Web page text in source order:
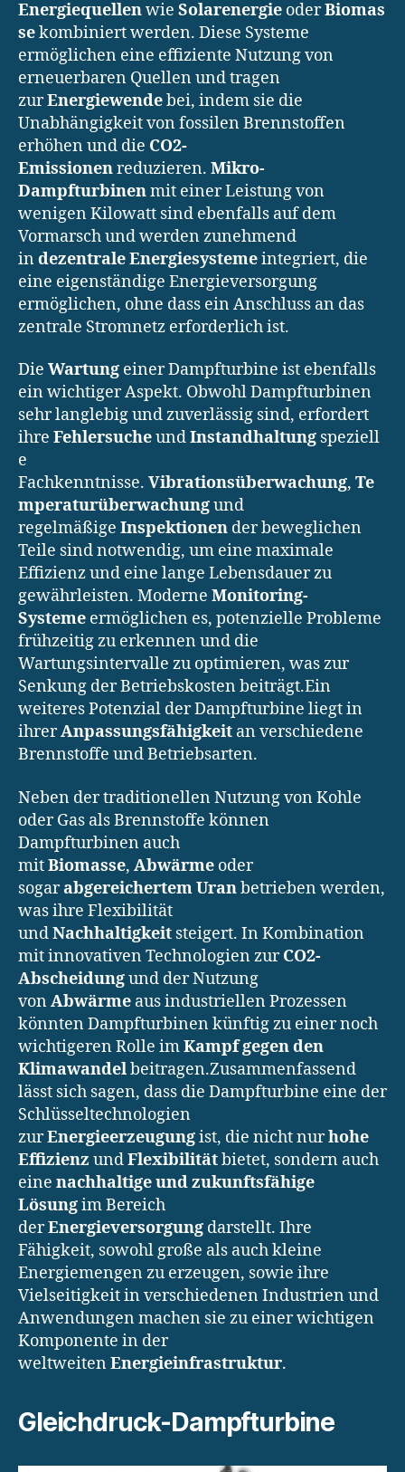
Energiequellenwie Solarenergie oderBiomas
sekombiniert werden. Diese Systeme
ermöglichen eine effiziente Nutzung von
erneuerbaren Quellen und tragen
zurEnergiewendebei, indem sie die
Unabhängigkeit von fossilen Brennstoffen
erhöhen und die CO2-
Emissionenreduzieren. Mikro-
Dampfturbinenmit einer Leistung von
wenigen Kilowatt sind ebenfalls auf dem
Vormarsch und werden zunehmend
indezentrale Energiesystemeintegriert, die
eine eigenständige Energieversorgung
ermöglichen, ohne dass ein Anschluss an das
zentrale Stromnetz erforderlich ist.
Die Wartung einer Dampfturbine ist ebenfalls
ein wichtiger Aspekt. Obwohl Dampfturbinen
sehr langlebig und zuverlässig sind, erfordert
ihre FehlersucheundInstandhaltung speziell
e
Fachkenntnisse. Vibrationsüberwachung, Te
mperaturüberwachungund
regelmäßige Inspektionen der beweglichen
Teile sind notwendig, um eine maximale
Effizienz und eine lange Lebensdauer zu
gewährleisten. Moderne Monitoring-
Systeme ermöglichen es, potenzielle Probleme
frühzeitig zu erkennen und die
Wartungsintervalle zu optimieren, was zur
Senkung der Betriebskosten beiträgt.Ein
weiteres Potenzial der Dampfturbine liegt in
ihrerAnpassungsfähigkeit an verschiedene
Brennstoffe und Betriebsarten.
Neben der traditionellen Nutzung von Kohle
oder Gas als Brennstoffe können
Dampfturbinen auch
mitBiomasse, Abwärme oder
sogarabgereichertem Uranbetrieben werden,
was ihre Flexibilität
undNachhaltigkeit steigert. In Kombination
mit innovativen Technologien zurCO2-
Abscheidungund der Nutzung
vonAbwärme aus industriellen Prozessen
könnten Dampfturbinen künftig zu einer noch
wichtigeren Rolle imKampf gegen den
Klimawandelbeitragen.Zusammenfassend
lässt sich sagen, dass die Dampfturbine eine der
Schlüsseltechnologien
zurEnergieerzeugungist, die nicht nurhohe
Effizienz undFlexibilitätbietet, sondern auch
eine nachhaltige und zukunftsfähige
Lösungim Bereich
derEnergieversorgung darstellt. Ihre
Fähigkeit, sowohl große als auch kleine
Energiemengen zu erzeugen, sowie ihre
Vielseitigkeit in verschiedenen Industrien und
Anwendungen machen sie zu einer wichtigen
Komponente in der
weltweitenEnergieinfrastruktur.
Gleichdruck-Dampfturbine